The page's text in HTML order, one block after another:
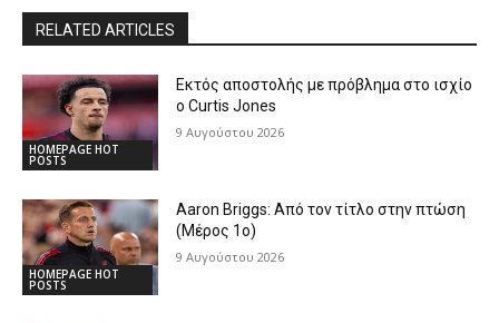
RELATED ARTICLES
HOMEPAGE HOT
POSTS
Εκτός αποστολής με πρόβλημα στο ισχίο
ο Curtis Jones
9 Αυγούστου 2026
HOMEPAGE HOT
POSTS
Aaron Briggs: Από τον τίτλο στην πτώση
(Μέρος 1ο)
9 Αυγούστου 2026